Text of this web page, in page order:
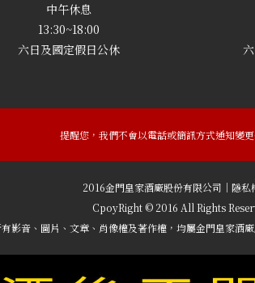
中午休息
13:30~18:00
六日及國定假日公休
提醒您，我們不會以電話或簡訊方式通知變更
2016金門皇家酒廠股份有限公司｜隱私
CpoyRight © 2016 All Rights
影音、圖片、文章、肖像權及著作權，均屬金門皇家酒